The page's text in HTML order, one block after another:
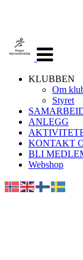
navigasjon
KLUBBEN
Om
Styret
ANLEGG
KONTAKT
BLI
Webshop